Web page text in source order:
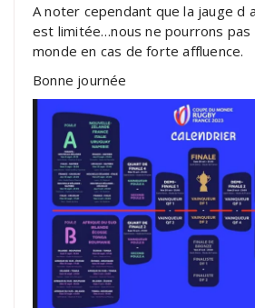
A noter cependant que la jauge d
est limitée…nous ne pourrons pas
monde en cas de forte affluence.
Bonne journée